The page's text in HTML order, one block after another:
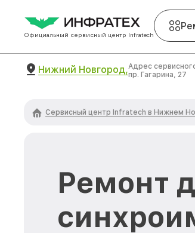
Официальный сервисный центр Infratech
Нижний Новгород,Адрес
пр. Гагарина, 27
Сервисный центр Infratech в Нижнем
Ремонт